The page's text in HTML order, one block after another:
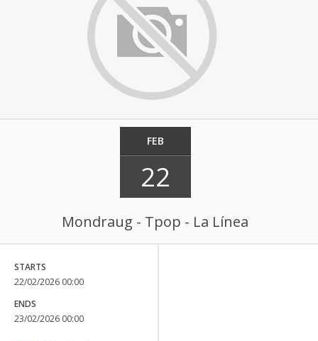
FEB
22
Mondraug - Tpop - La Línea
STARTS
22/02/2026 00:00
ENDS
23/02/2026 00:00